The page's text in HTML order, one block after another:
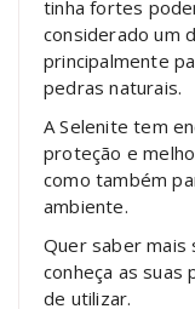
tinha fortes
considerado um
principalmente
pedras naturais.
A Selenite tem
proteção e
como também
ambiente.
Quer saber mais
conheça as
de utilizar.